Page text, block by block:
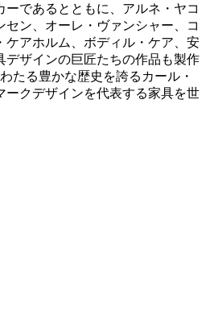
ーであるとともに、アルネ・ヤコ
セン、オーレ・ヴァンシャー、コ
ケアホルム、ボディル・ケア、安
デザインの巨匠たちの作品も製作
たる豊かな歴史を誇るカール・
ークデザインを代表する家具を世